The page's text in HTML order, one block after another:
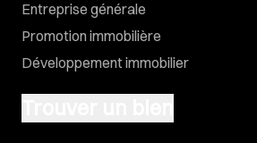
Entreprise générale
Promotion immobilière
Développement immobilier